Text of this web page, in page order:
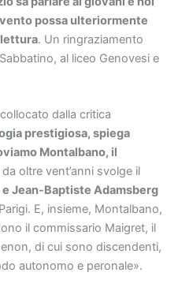
possa ulteriormente
. Un ringraziamento
al liceo Genovesi e
dalla critica
prestigiosa, spiega
Montalbano, il
oltre vent’anni svolge il
e Jean-Baptiste Adamsberg
E, insieme, Montalbano,
il commissario Maigret, il
di cui sono discendenti,
autonomo e peronale».